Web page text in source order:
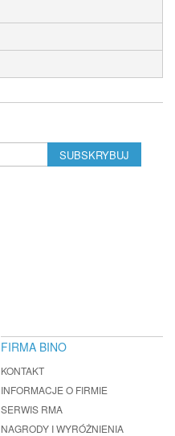
SUBSKRYBUJ
FIRMA BINO
KONTAKT
INFORMACJE O FIRMIE
SERWIS RMA
NAGRODY I WYRÓŻNIENIA